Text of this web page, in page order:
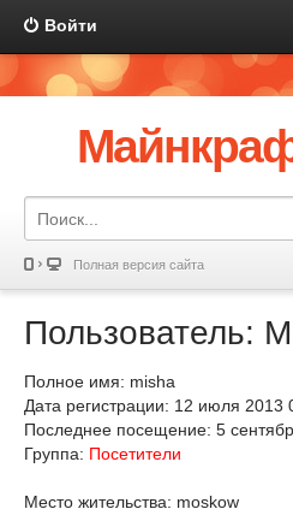
Войти
Полная версия сайта
Пользователь:
Полное имя: misha
Дата регистрации: 12 июля 2013
Последнее посещение: 5
Группа: Посетители
Место жительства: moskow